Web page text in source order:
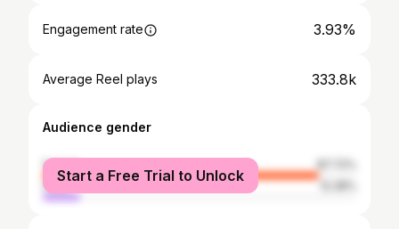
Engagement rate 3.93%
Average Reel plays 333.8k
Audience gender
female
87.72%
male
Start a Free Trial to Unlock